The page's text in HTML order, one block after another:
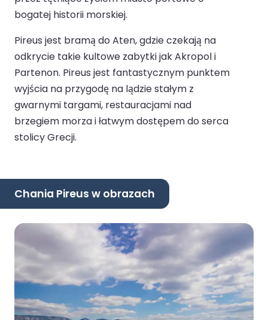
bogatej historii morskiej.
Pireus jest bramą do Aten, gdzie czekają na
odkrycie takie kultowe zabytki jak Akropol i
Partenon. Pireus jest fantastycznym punktem
wyjścia na przygodę na lądzie stałym z
gwarnymi targami, restauracjami nad
brzegiem morza i łatwym dostępem do serca
stolicy Grecji.
Chania Pireus w obrazach